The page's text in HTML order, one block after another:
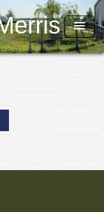
menu